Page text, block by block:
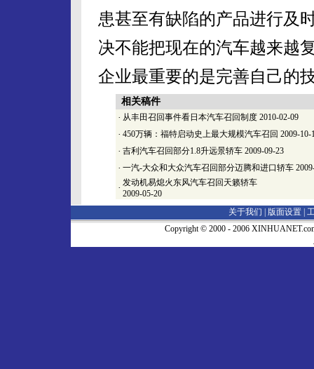
患甚至有缺陷的产品进行及
决不能把现在的汽车越来越
企业最重要的是完善自己的
相关稿件
· 从丰田召回事件看日本汽车召回制度 2010-02-09
· 450万辆：福特启动史上最大规模汽车召回 2009-10-
· 吉利汽车召回部分1.8升远景轿车 2009-09-23
· 一汽-大众和大众汽车召回部分迈腾和进口轿车
· 发动机易熄火东风汽车召回天籁轿车
2009-05-20
关于我们 | 版面设置
Copyright © 2000 - 2006